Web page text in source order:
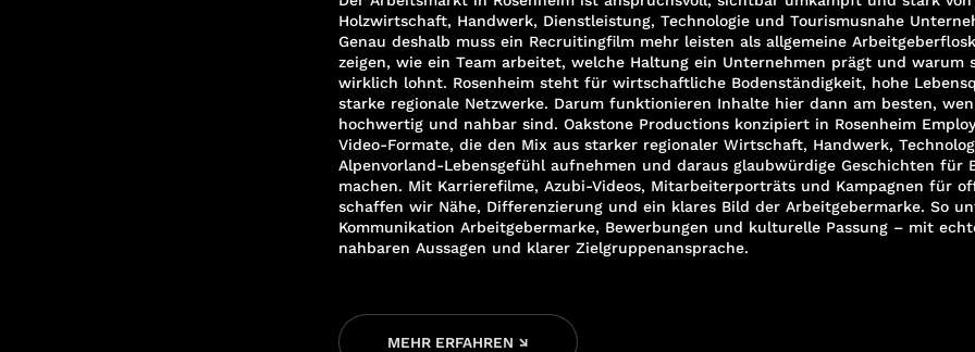
Holzwirtschaft, Handwerk, Dienstleistung, Technologie und Tourismusnahe
Genau deshalb muss ein Recruitingfilm mehr leisten als allgemeine
zeigen, wie ein Team arbeitet, welche Haltung ein Unternehmen prägt und warum
wirklich lohnt. Rosenheim steht für wirtschaftliche Bodenständigkeit, hohe
starke regionale Netzwerke. Darum funktionieren Inhalte hier dann am besten,
hochwertig und nahbar sind. Oakstone Productions konzipiert in Rosenheim
Video-Formate, die den Mix aus starker regionaler Wirtschaft, Handwerk,
Alpenvorland-Lebensgefühl aufnehmen und daraus glaubwürdige Geschichten für
machen. Mit Karrierefilme, Azubi-Videos, Mitarbeiterporträts und Kampagnen für
schaffen wir Nähe, Differenzierung und ein klares Bild der Arbeitgebermarke. So
Kommunikation Arbeitgebermarke, Bewerbungen und kulturelle Passung – mit
nahbaren Aussagen und klarer Zielgruppenansprache.
MEHR ERFAHREN ↘